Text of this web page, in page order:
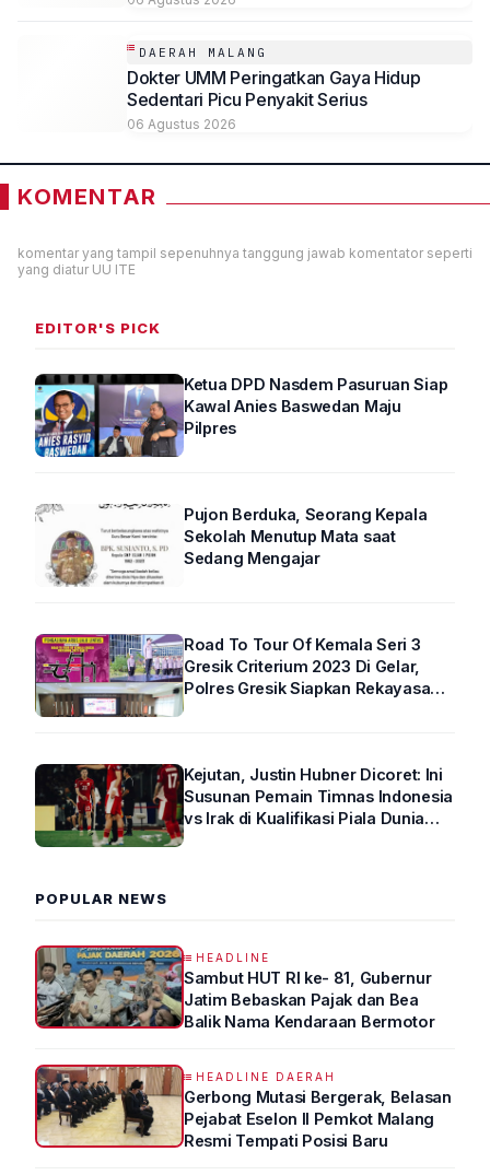
DAERAH MALANG
Dokter UMM Peringatkan Gaya Hidup
Sedentari Picu Penyakit Serius
06 Agustus 2026
KOMENTAR
komentar yang tampil sepenuhnya tanggung jawab komentator seperti
yang diatur UU ITE
EDITOR'S PICK
Ketua DPD Nasdem Pasuruan Siap
Kawal Anies Baswedan Maju
Pilpres
Pujon Berduka, Seorang Kepala
Sekolah Menutup Mata saat
Sedang Mengajar
Road To Tour Of Kemala Seri 3
Gresik Criterium 2023 Di Gelar,
Polres Gresik Siapkan Rekayasa
Kejutan, Justin Hubner Dicoret: Ini
Susunan Pemain Timnas Indonesia
vs Irak di Kualifikasi Piala Dunia
POPULAR NEWS
HEADLINE
Sambut HUT RI ke- 81, Gubernur
Jatim Bebaskan Pajak dan Bea
Balik Nama Kendaraan Bermotor
HEADLINE DAERAH
Gerbong Mutasi Bergerak, Belasan
Pejabat Eselon II Pemkot Malang
Resmi Tempati Posisi Baru